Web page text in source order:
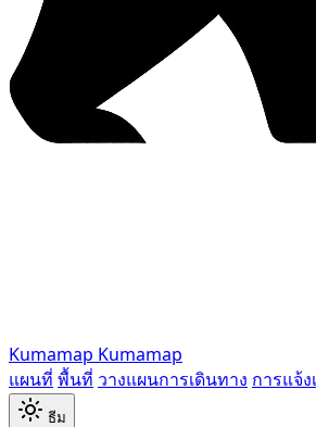
Kumamap Kumamap
แผนที่ พื้นที่ วางแผนการเดินทาง การแจ้
ธีม